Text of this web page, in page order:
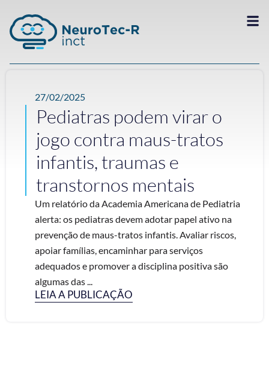
27/02/2025
Pediatras podem virar o
jogo contra maus-tratos
infantis, traumas e
transtornos mentais
Um relatório da Academia Americana de Pediatria
alerta: os pediatras devem adotar papel ativo na
prevenção de maus-tratos infantis. Avaliar riscos,
apoiar famílias, encaminhar para serviços
adequados e promover a disciplina positiva são
algumas das ...
LEIA A PUBLICAÇÃO